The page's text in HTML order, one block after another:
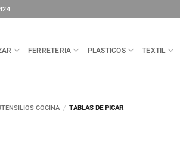
FERRETERIA PLASTICOS TEXTIL
COCINA / TABLAS DE PICAR